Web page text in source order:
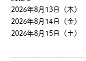
2026年8月13日（木）
2026年8月14日（金）
2026年8月15日（土）